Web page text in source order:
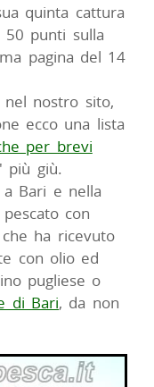
quinta cattura
punti sulla
pagina del 14
nel nostro sito,
ecco una lista
per brevi
più giù.
Bari e nella
con
ha ricevuto
con olio ed
pugliese o
di Bari, da non